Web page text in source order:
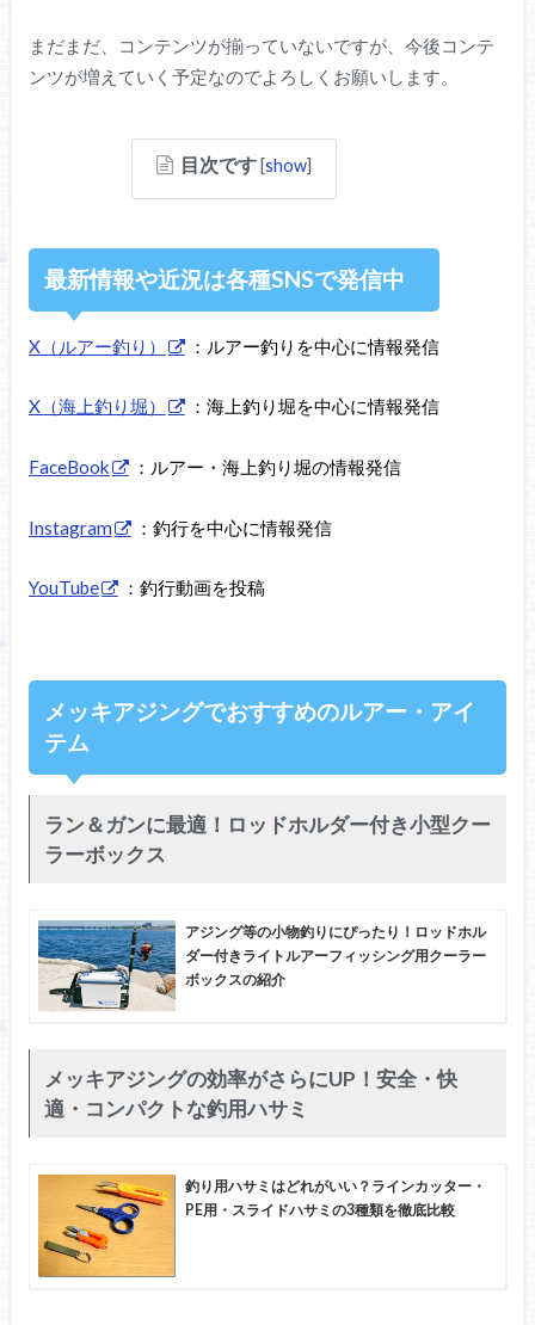
まだまだ、コンテンツが揃っていないですが、今後コンテ
ンツが増えていく予定なのでよろしくお願いします。
目次です [show]
最新情報や近況は各種SNSで発信中
X（ルアー釣り） ：ルアー釣りを中心に情報発信
X（海上釣り堀） ：海上釣り堀を中心に情報発信
FaceBook ：ルアー・海上釣り堀の情報発信
Instagram ：釣行を中心に情報発信
YouTube ：釣行動画を投稿
メッキアジングでおすすめのルアー・アイ
テム
ラン＆ガンに最適！ロッドホルダー付き小型クー
ラーボックス
アジング等の小物釣りにぴったり！ロッドホル
ダー付きライトルアーフィッシング用クーラー
ボックスの紹介
メッキアジングの効率がさらにUP！安全・快
適・コンパクトな釣用ハサミ
釣り用ハサミはどれがいい？ラインカッター・
PE用・スライドハサミの3種類を徹底比較